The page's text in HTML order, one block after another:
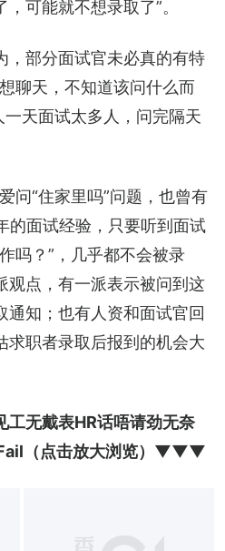
可能就不想录取了”。
，部分面试官未必真的有特
聊天，不知道该问什么而
一天面试太多人，问完隔天
问“住家里吗”问题，也曾有
的面试经验，只要听到面试
吗？”，几乎都不会被录
观点，有一派表示被问到这
通知；也有人资和面试官回
求职者录取后报到的机会大
工无戴表HR话唔请劲无奈
（点击放大浏览）▼▼▼